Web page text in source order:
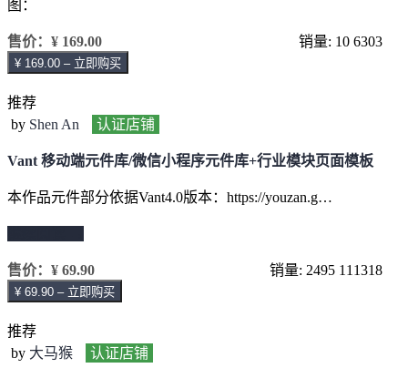
图：
售价： ¥ 169.00 销量: 10 6303
¥ 169.00 – 立即购买
推荐
by Shen An 认证店铺
Vant 移动端元件库/微信小程序元件库+行业模块页面模板
本作品元件部分依据Vant4.0版本：https://youzan.g…
售价： ¥ 69.90 销量: 2495 111318
¥ 69.90 – 立即购买
推荐
by 大马猴 认证店铺